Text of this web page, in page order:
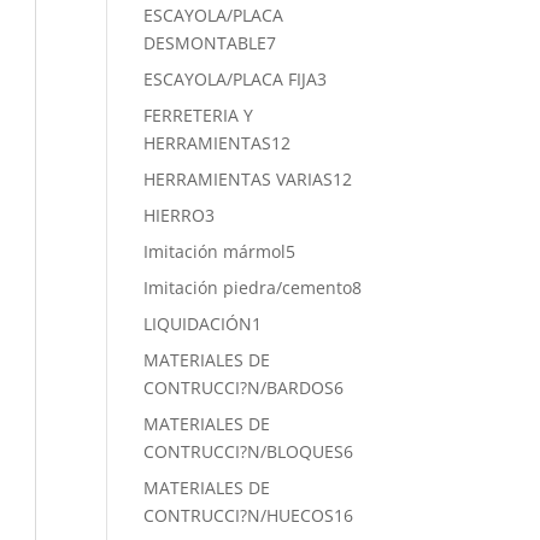
productos
ESCAYOLA/PLACA
DESMONTABLE77
productos
ESCAYOLA/PLACA FIJA3
FERRETERIA Y
HERRAMIENTAS12
productos
HERRAMIENTAS VARIAS12
HIERRO3
productos
Imitación mármol55
productos
Imitación piedra/cemento88
LIQUIDACIÓN1
producto
MATERIALES DE
CONTRUCCI?N/BARDOS66
MATERIALES DE
CONTRUCCI?N/BLOQUES66
MATERIALES DE
CONTRUCCI?N/HUECOS1616